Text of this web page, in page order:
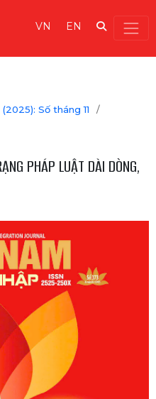
VN EN
Số tháng 11
/
PHÁP LUẬT DÀI DÒNG,